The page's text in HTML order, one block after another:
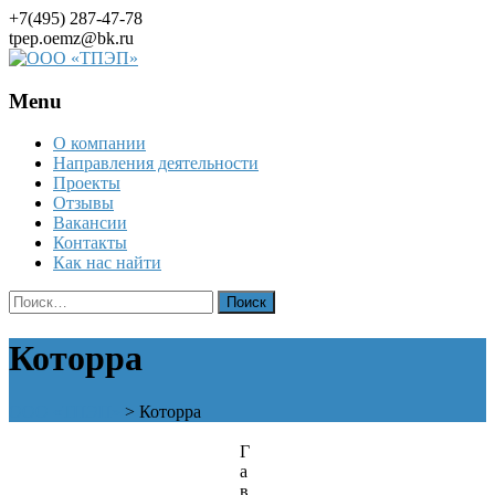
+7(495) 287-47-78
tpep.oemz@bk.ru
Menu
Skip
content
О компании
Направления деятельности
Проекты
Отзывы
Вакансии
Контакты
Как нас найти
Найти:
Которра
> Которра
Г
а